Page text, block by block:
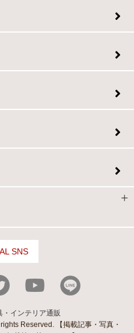
SNS
・インテリア通販
Reserved. 【掲載記事・写真・